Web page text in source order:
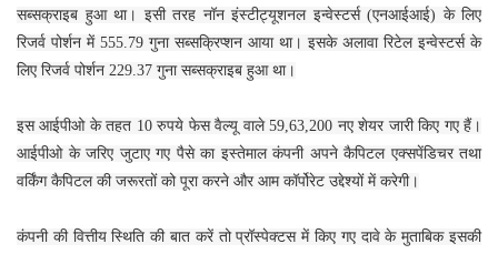
सब्सक्राइब हुआ था। इसी तरह नॉन इंस्टीट्यूशनल इन्वेस्टर्स (एनआईआई) के लिए
रिजर्व पोर्शन में 555.79 गुना सब्सक्रिप्शन आया था। इसके अलावा रिटेल इन्वेस्टर्स के
लिए रिजर्व पोर्शन 229.37 गुना सब्सक्राइब हुआ था।
इस आईपीओ के तहत 10 रुपये फेस वैल्यू वाले 59,63,200 नए शेयर जारी किए गए हैं।
आईपीओ के जरिए जुटाए गए पैसे का इस्तेमाल कंपनी अपने कैपिटल एक्सपेंडिचर तथा
वर्किंग कैपिटल की जरूरतों को पूरा करने और आम कॉर्पोरेट उद्देश्यों में करेगी।
कंपनी की वित्तीय स्थिति की बात करें तो प्रॉस्पेक्टस में किए गए दावे के मुताबिक इसकी